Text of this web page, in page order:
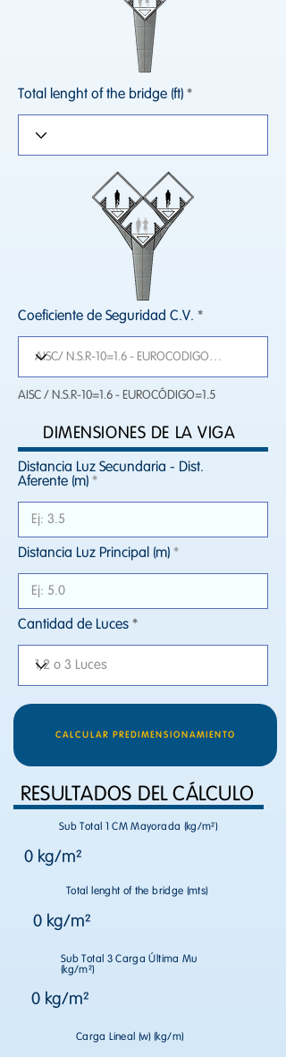
Total lenght of the bridge (ft)
Coeficiente de Seguridad C.V.
AISC / N.S.R-10=1.6 - EUROCÓDIGO=1.5
DIMENSIONES DE LA VIGA
Distancia Luz Secundaria - Dist.
Aferente (m)
Distancia Luz Principal (m)
Cantidad de Luces
CALCULAR PREDIMENSIONAMIENTO
RESULTADOS DEL CÁLCULO
Sub Total 1 CM Mayorada (kg/m²)
0 kg/m²
Total lenght of the bridge (mts)
0 kg/m²
Sub Total 3 Carga Última Mu
(kg/m²)
0 kg/m²
Carga Lineal (w) (kg/m)